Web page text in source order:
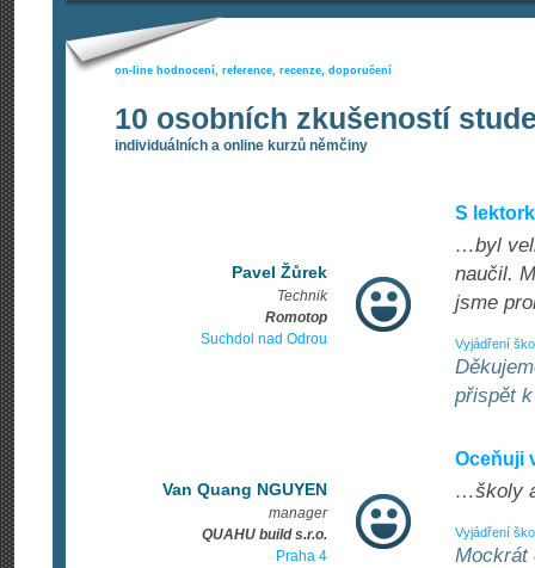
on-line hodnocení, reference, recenze, doporučení
10 osobních zkušeností
individuálních a online kurzů němčiny
Pavel Žůrek
Technik
Romotop
Suchdol nad Odrou
S
…byl
naučil.
jsme
Vyjádření
přispět
Van Quang NGUYEN
manager
QUAHU build s.r.o.
Praha 4
Oceňuji
…školy
Vyjádření
Mockrát